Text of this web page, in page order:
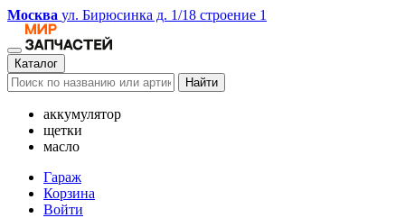
Москва ул. Бирюсинка д. 1/18 строение 1
Каталог
Найти
аккумулятор
щетки
масло
Гараж
Корзина
Войти